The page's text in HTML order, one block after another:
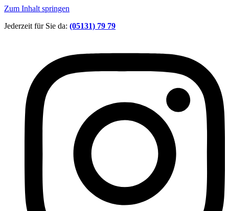
Zum Inhalt springen
Jederzeit für Sie da: (05131) 79 79